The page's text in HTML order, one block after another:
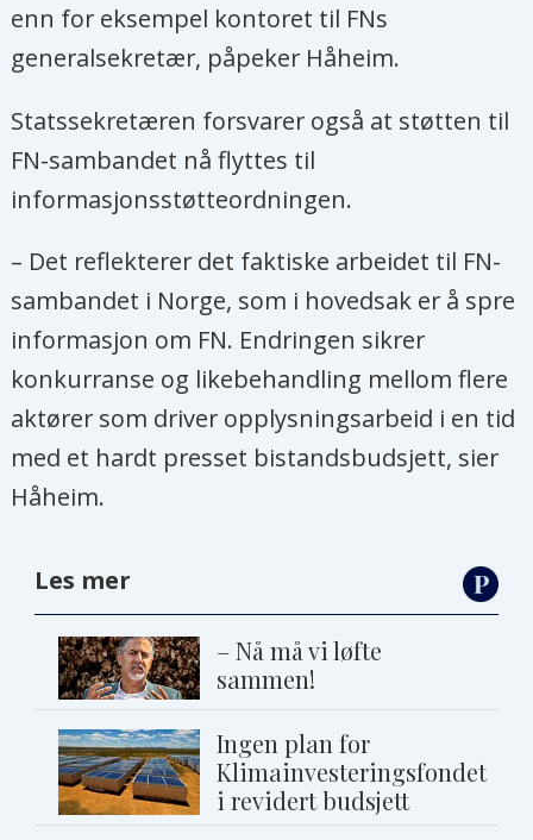
enn for eksempel kontoret til FNs
generalsekretær, påpeker Håheim.
Statssekretæren forsvarer også at støtten til
FN-sambandet nå flyttes til
informasjonsstøtteordningen.
– Det reflekterer det faktiske arbeidet til FN-
sambandet i Norge, som i hovedsak er å spre
informasjon om FN. Endringen sikrer
konkurranse og likebehandling mellom flere
aktører som driver opplysningsarbeid i en tid
med et hardt presset bistandsbudsjett, sier
Håheim.
Les mer
– Nå må vi løfte
sammen!
Ingen plan for
Klimainvesteringsfondet
i revidert budsjett